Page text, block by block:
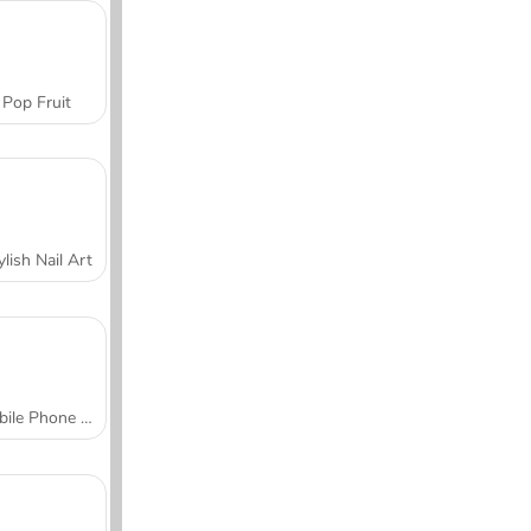
Pop Fruit
Nail Art
Mobile Phone Case Design & DIY